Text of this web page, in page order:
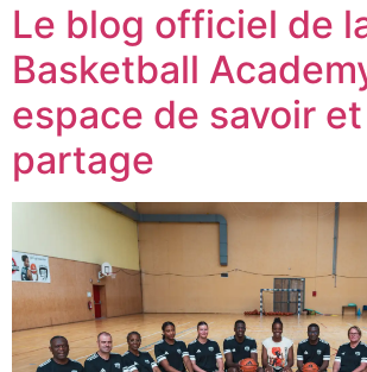
Le blog officiel de
Basketball
espace de savoir
partage